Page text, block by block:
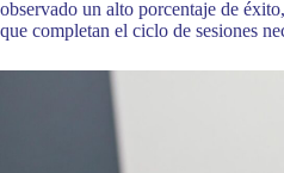
observado un alto porcentaje de
que completan el ciclo de sesiones